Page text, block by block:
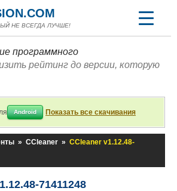
НЕ ВСЕГДА ЛУЧШЕ!
программного
рейтинг до версии, которую
Android Показать все скачивания
» CCleaner » CCleaner v1.12.48-
71411248